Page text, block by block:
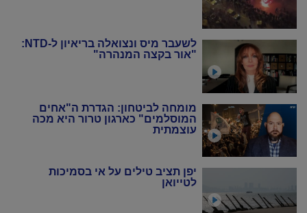
לשעבר מיס ונצואלה בריאיון ל-NTD:
"אור בקצה המנהרה"
מומחה לביטחון: הגדרת ה"אחים
המוסלמים" כארגון טרור היא מכה
עוצמתית
יפן תציב טילים על אי בסמיכות
לטייואן